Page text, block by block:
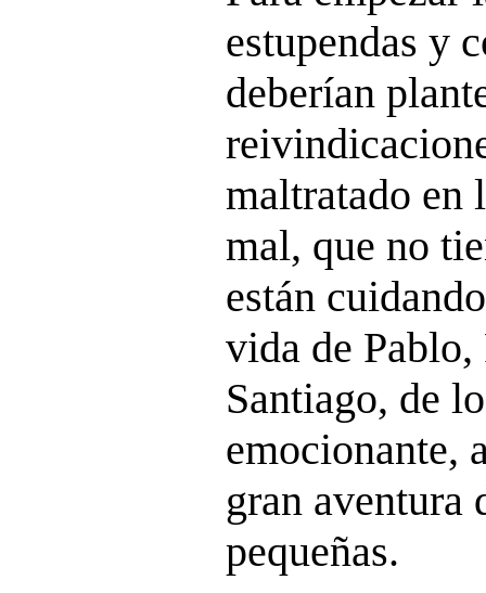
estupendas y
deberían
maltratado en
mal, que no
están
vida de Pablo,
Santiago, de
emocionante,
gran aventura
pequeñas.